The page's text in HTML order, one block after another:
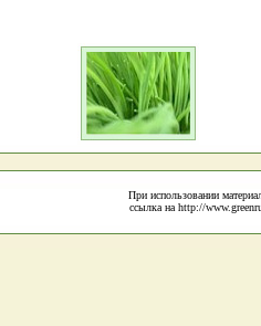
При использовании
ссылка на http://